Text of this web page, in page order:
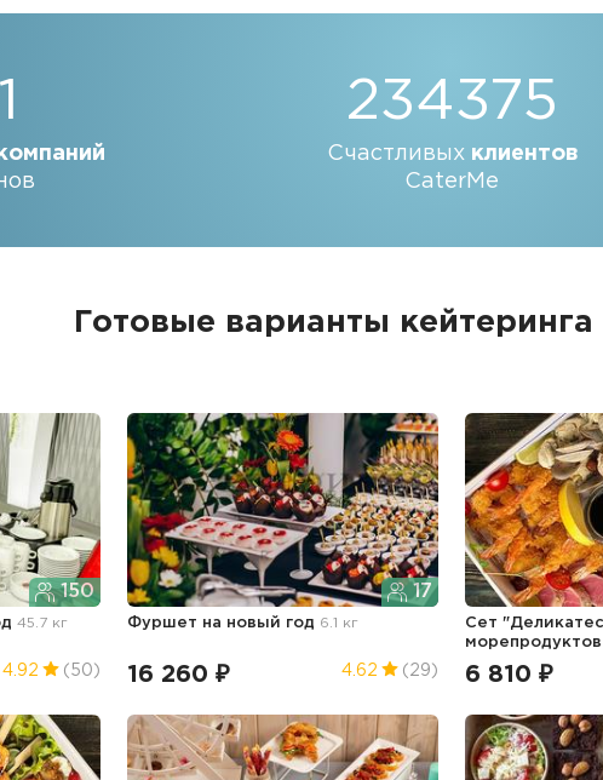
234375
Счастливых клиентов
CaterMe
Готовые варианты
150
45.7 кг
4.92 (50)
17
Фуршет на новый год 6.1 кг
16 260 ₽ 4.62 (29)
Сет
морепродуктов
6 810 ₽